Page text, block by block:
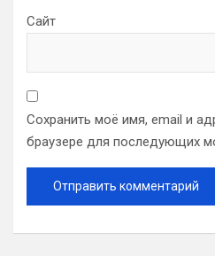
Сайт
Сохранить моё имя, email и
браузере для последующих